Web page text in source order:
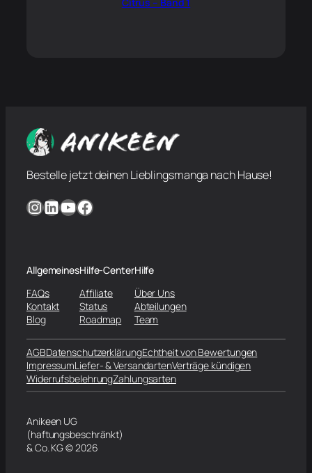
Bestelle jetzt deinen Lieblingsmanga nach Hause!
InstagramLinkedIn YouTube Facebook
Allgemeines
FAQs
Kontakt
Blog
Hilfe-Center
Affiliate
Status
Roadmap
Hilfe
Über Uns
Abteilungen
Team
AGBDatenschutzerklärungEchtheit von Bewertungen
ImpressumLiefer- & VersandartenVerträge kündigen
WiderrufsbelehrungZahlungsarten
Anikeen UG
(haftungsbeschränkt)
& Co. KG © 2026